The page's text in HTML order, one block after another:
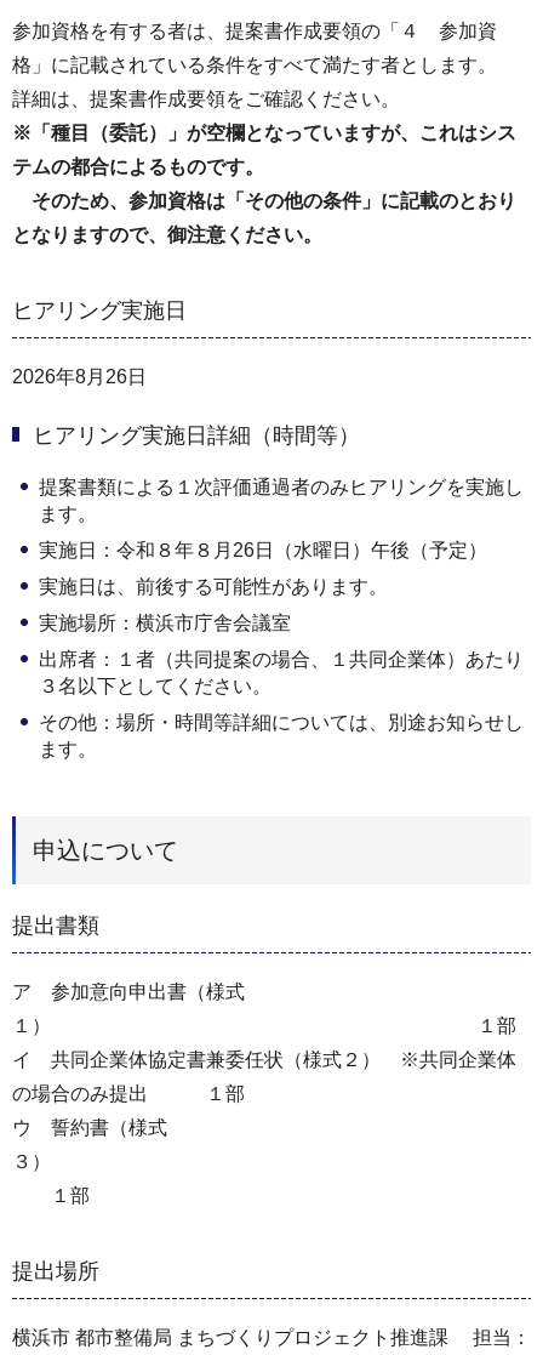
参加資格を有する者は、提案書作成要領の「４ 参加資
格」に記載されている条件をすべて満たす者とします。
詳細は、提案書作成要領をご確認ください。
※「種目（委託）」が空欄となっていますが、これはシス
テムの都合によるものです。
そのため、参加資格は「その他の条件」に記載のとおり
となりますので、御注意ください。
ヒアリング実施日
2026年8月26日
ヒアリング実施日詳細（時間等）
提案書類による１次評価通過者のみヒアリングを実施し
ます。
実施日：令和８年８月26日（水曜日）午後（予定）
実施日は、前後する可能性があります。
実施場所：横浜市庁舎会議室
出席者：１者（共同提案の場合、１共同企業体）あたり
３名以下としてください。
その他：場所・時間等詳細については、別途お知らせし
ます。
申込について
提出書類
ア 参加意向申出書（様式
１） １部
イ 共同企業体協定書兼委任状（様式２） ※共同企業体
の場合のみ提出 １部
ウ 誓約書（様式
３）
１部
提出場所
横浜市 都市整備局 まちづくりプロジェクト推進課 担当：